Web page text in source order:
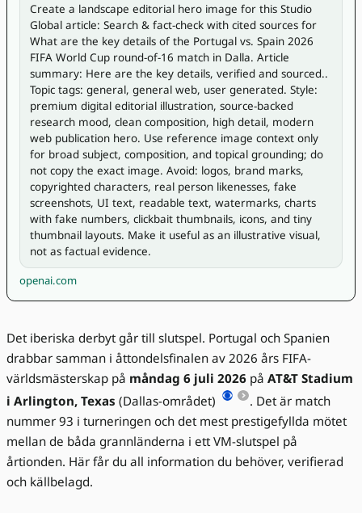
Create a landscape editorial hero image for this Studio
Global article: Search & fact-check with cited sources for
What are the key details of the Portugal vs. Spain 2026
FIFA World Cup round-of-16 match in Dalla. Article
summary: Here are the key details, verified and sourced..
Topic tags: general, general web, user generated. Style:
premium digital editorial illustration, source-backed
research mood, clean composition, high detail, modern
web publication hero. Use reference image context only
for broad subject, composition, and topical grounding; do
not copy the exact image. Avoid: logos, brand marks,
copyrighted characters, real person likenesses, fake
screenshots, UI text, readable text, watermarks, charts
with fake numbers, clickbait thumbnails, icons, and tiny
thumbnail layouts. Make it useful as an illustrative visual,
not as factual evidence.
openai.com
Det iberiska derbyt går till slutspel. Portugal och Spanien
drabbar samman i åttondelsfinalen av 2026 års FIFA-
världsmästerskap på måndag 6 juli 2026 på AT&T Stadium
i Arlington, Texas (Dallas-området)
. Det är match
nummer 93 i turneringen och det mest prestigefyllda mötet
mellan de båda grannländerna i ett VM-slutspel på
årtionden. Här får du all information du behöver, verifierad
och källbelagd.